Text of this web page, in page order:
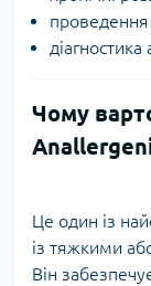
проведення
діагностика
Чому
Це один із
із тяжкими
Він